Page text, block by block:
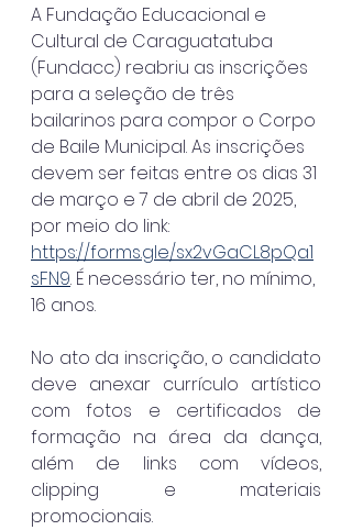
A Fundação Educacional e
Cultural de Caraguatatuba
(Fundacc) reabriu as inscrições
para a seleção de três
bailarinos para compor o Corpo
de Baile Municipal. As inscrições
devem ser feitas entre os dias 31
de março e 7 de abril de 2025,
por meio do link:
https://forms.gle/sx2vGaCL8pQa1
sFN9. É necessário ter, no mínimo,
16 anos.
No ato da inscrição, o candidato
deve anexar currículo artístico
com fotos e certificados de
formação na área da dança,
além de links com vídeos,
clipping e materiais
promocionais.